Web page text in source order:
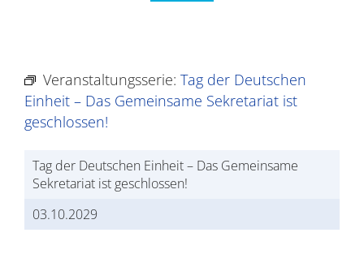
Veranstaltungsserie: Tag der Deutschen
Einheit – Das Gemeinsame Sekretariat ist
geschlossen!
Tag der Deutschen Einheit – Das Gemeinsame
Sekretariat ist geschlossen!
03.10.2029